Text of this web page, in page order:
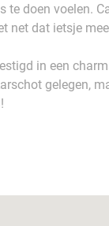
te doen voelen.
net dat ietsje
in een
gelegen,